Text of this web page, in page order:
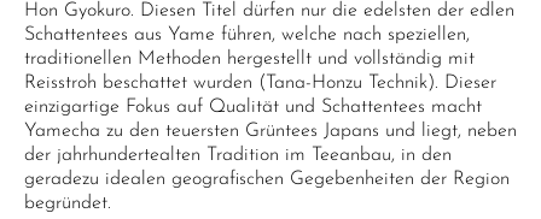
Hon Gyokuro. Diesen Titel dürfen nur die edelsten der edlen
Schattentees aus Yame führen, welche nach speziellen,
traditionellen Methoden hergestellt und vollständig mit
Reisstroh beschattet wurden (Tana-Honzu Technik). Dieser
einzigartige Fokus auf Qualität und Schattentees macht
Yamecha zu den teuersten Grüntees Japans und liegt, neben
der jahrhundertealten Tradition im Teeanbau, in den
geradezu idealen geografischen Gegebenheiten der Region
begründet.